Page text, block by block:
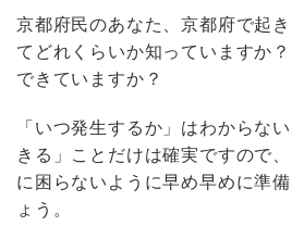
京都府民のあなた、京都府で起
てどれくらいか知っていますか
できていますか？
「いつ発生するか」はわからな
きる」ことだけは確実ですので
に困らないように早め早めに準
ょう。